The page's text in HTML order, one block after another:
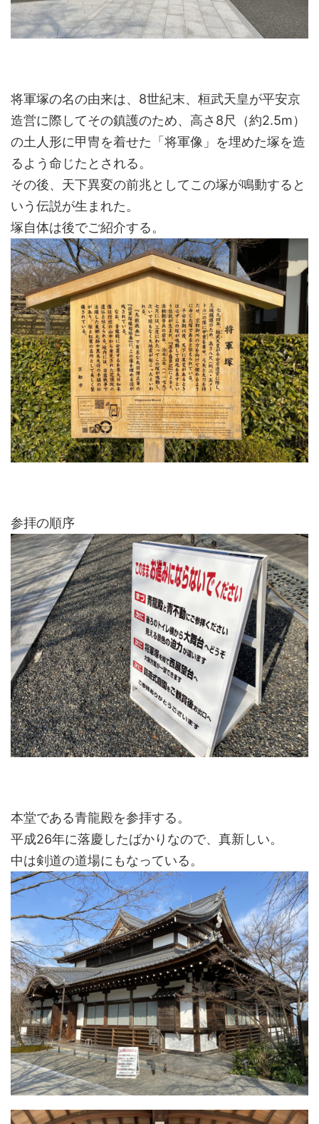
将軍塚の名の由来は、8世紀末、桓武天皇が平安京
造営に際してその鎮護のため、高さ8尺（約2.5m）
の土人形に甲冑を着せた「将軍像」を埋めた塚を造
るよう命じたとされる。
その後、天下異変の前兆としてこの塚が鳴動すると
いう伝説が生まれた。
塚自体は後でご紹介する。
参拝の順序
本堂である青龍殿を参拝する。
平成26年に落慶したばかりなので、真新しい。
中は剣道の道場にもなっている。